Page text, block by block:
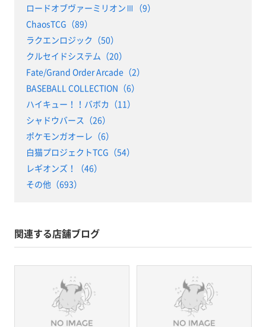
ロードオブヴァーミリオンⅢ（9）
ChaosTCG（89）
ラクエンロジック（50）
クルセイドシステム（20）
Fate/Grand Order Arcade（2）
BASEBALL COLLECTION（6）
ハイキュー！！バボカ（11）
シャドウバース（26）
ポケモンガオーレ（6）
白猫プロジェクトTCG（54）
レギオンズ！（46）
その他（693）
関連する店舗ブログ